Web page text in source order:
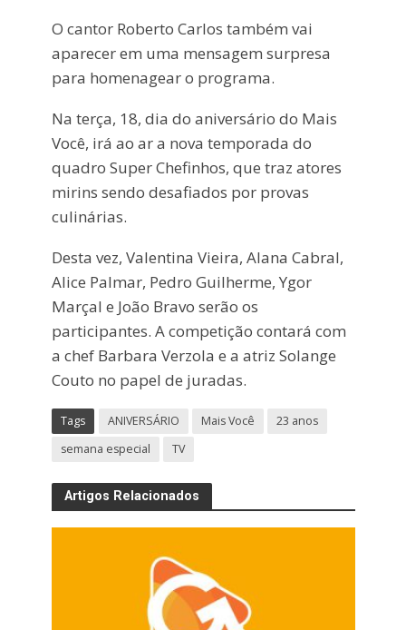
O cantor Roberto Carlos também vai
aparecer em uma mensagem surpresa
para homenagear o programa.
Na terça, 18, dia do aniversário do Mais
Você, irá ao ar a nova temporada do
quadro Super Chefinhos, que traz atores
mirins sendo desafiados por provas
culinárias.
Desta vez, Valentina Vieira, Alana Cabral,
Alice Palmar, Pedro Guilherme, Ygor
Marçal e João Bravo serão os
participantes. A competição contará com
a chef Barbara Verzola e a atriz Solange
Couto no papel de juradas.
Tags ANIVERSÁRIO Mais Você
23 anos
semana especial
TV
Artigos Relacionados